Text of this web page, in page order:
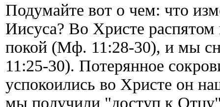
Подумайте вот о чем: что
Иисуса? Во Христе
покой (Мф. 11:28-30), и мы
11:25-30). Потерянное
успокоились во Христе он
мы получили "доступ к